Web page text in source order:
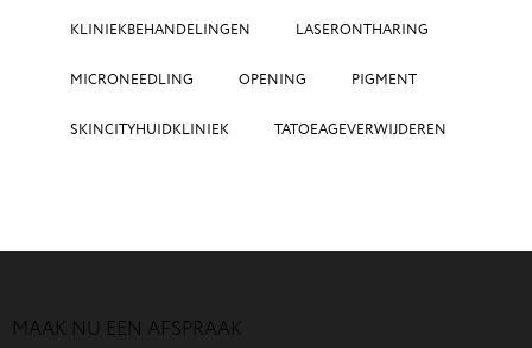
KLINIEKBEHANDELINGEN LASERONTHARING
MICRONEEDLING OPENING PIGMENT
SKINCITYHUIDKLINIEK TATOEAGEVERWIJDEREN
MAAK NU EEN AFSPRAAK